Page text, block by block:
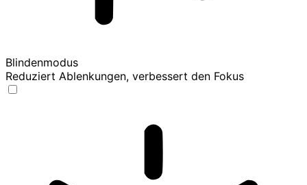
Blindenmodus
Reduziert Ablenkungen, verbessert den Fokus